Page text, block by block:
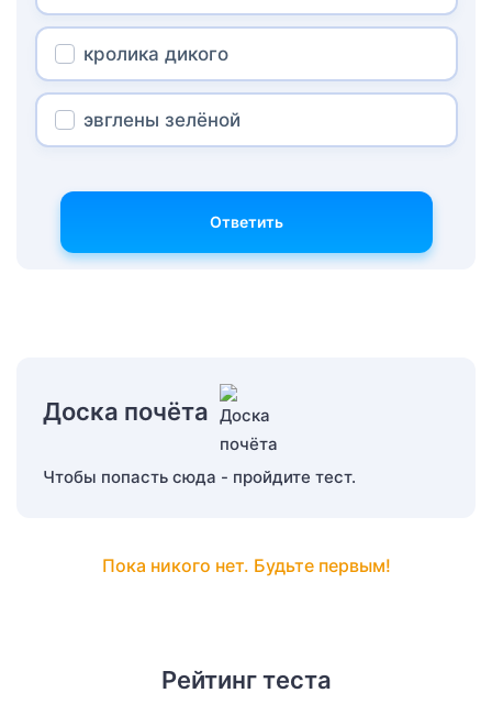
кролика дикого
эвглены зелёной
Ответить
Доска почёта
Чтобы попасть сюда - пройдите тест.
Пока никого нет. Будьте первым!
Рейтинг теста